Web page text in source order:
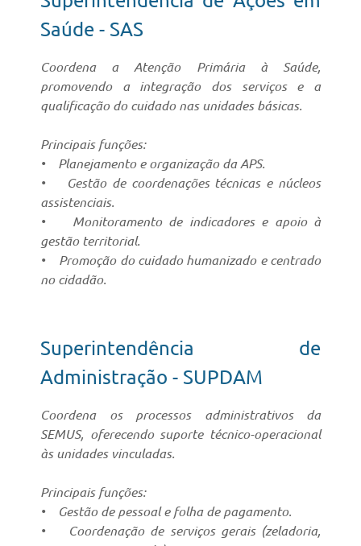
Saúde - SAS
Coordena a Atenção Primária à Saúde,
promovendo a integração dos serviços e a
qualificação do cuidado nas unidades básicas.
Principais funções:
• Planejamento e organização da APS.
• Gestão de coordenações técnicas e núcleos
assistenciais.
• Monitoramento de indicadores e apoio à
gestão territorial.
• Promoção do cuidado humanizado e centrado
no cidadão.
Superintendência de
Administração - SUPDAM
Coordena os processos administrativos da
SEMUS, oferecendo suporte técnico-operacional
às unidades vinculadas.
Principais funções:
• Gestão de pessoal e folha de pagamento.
• Coordenação de serviços gerais (zeladoria,